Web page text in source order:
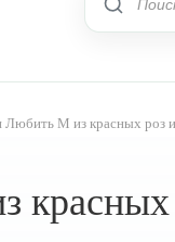
M из красных роз